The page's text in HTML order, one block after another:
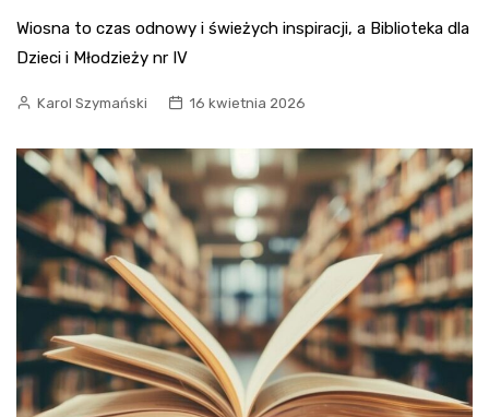
Wiosna to czas odnowy i świeżych inspiracji, a Biblioteka dla
Dzieci i Młodzieży nr IV
Karol Szymański 16 kwietnia 2026